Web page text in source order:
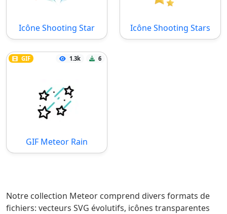
Icône Shooting Star Icône Shooting Stars
GIF 1.3k 6
GIF Meteor Rain
Notre collection Meteor comprend divers formats de
fichiers: vecteurs SVG évolutifs, icônes transparentes